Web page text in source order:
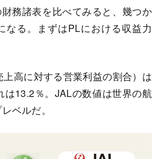
務諸表を比べてみると、幾つか
なる。まずはPLにおける収益力
高に対する営業利益の割合）は
は13.2％。JALの数値は世界の航
ベルだ。